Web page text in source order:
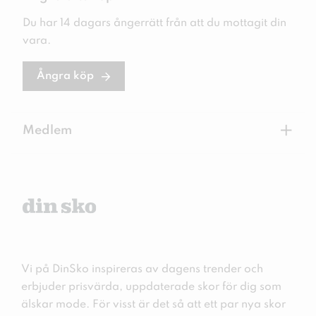
Du har 14 dagars ångerrätt från att du mottagit din
vara.
Ångra köp
Medlem +
Vi på DinSko inspireras av dagens trender och
erbjuder prisvärda, uppdaterade skor för dig som
älskar mode. För visst är det så att ett par nya skor